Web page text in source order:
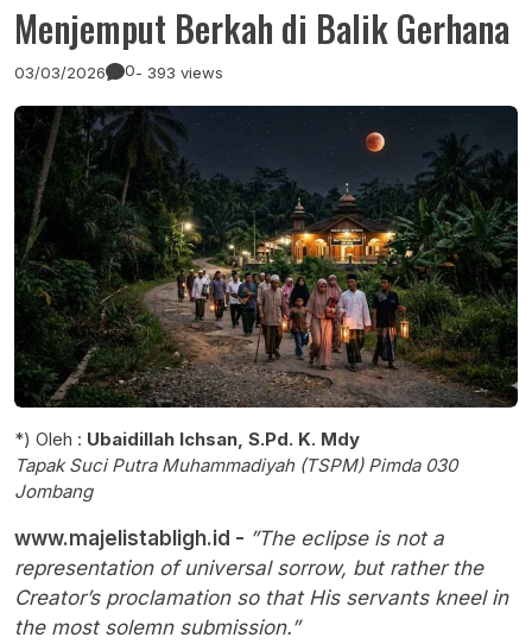
Menjemput Berkah di Balik Gerhana
03/03/2026 0- 393 views
*) Oleh : Ubaidillah Ichsan, S.Pd. K. Mdy
Tapak Suci Putra Muhammadiyah (TSPM) Pimda 030
Jombang
www.majelistabligh.id - ​”The eclipse is not a
representation of universal sorrow, but rather the
Creator’s proclamation so that His servants kneel in
the most solemn submission.”